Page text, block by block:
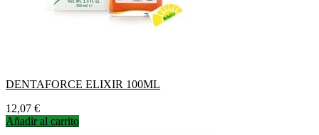
DENTAFORCE ELIXIR 100ML
Precio
12,07 €
Añadir al carrito